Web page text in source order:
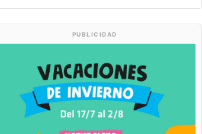
PUBLICIDAD